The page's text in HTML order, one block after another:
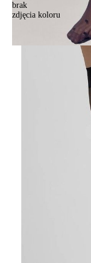
brak
zdjęcia koloru
Rajstopy damskie
Rajstopy damskie
30,90 zł
DODAJ DO
POWIADOM MNIE